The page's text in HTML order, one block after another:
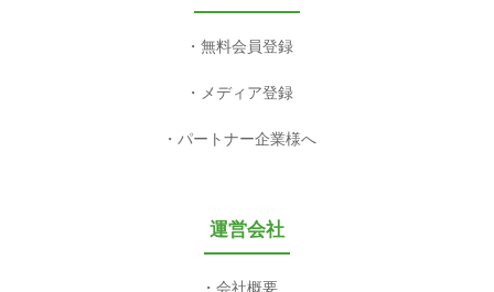
無料会員登録
メディア登録
パートナー企業様へ
運営会社
会社概要